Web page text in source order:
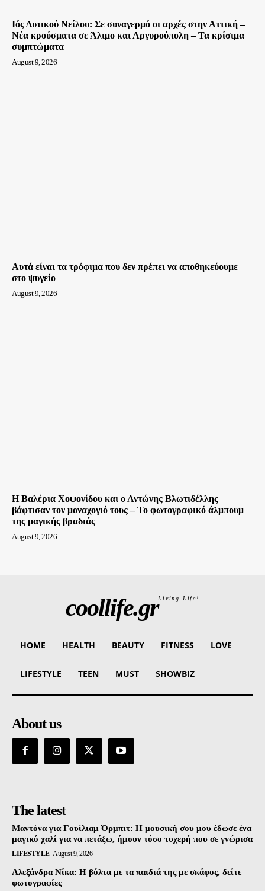
Ιός Δυτικού Νείλου: Σε συναγερμό οι αρχές στην Αττική –
Νέα κρούσματα σε Άλιμο και Αργυρούπολη – Τα κρίσιμα
συμπτώματα
August 9, 2026
Αυτά είναι τα τρόφιμα που δεν πρέπει να αποθηκεύουμε
στο ψυγείο
August 9, 2026
Η Βαλέρια Χοψονίδου και ο Αντώνης Βλωτιδέλλης
βάφτισαν τον μοναχογιό τους – Το φωτογραφικό άλμπουμ
της μαγικής βραδιάς
August 9, 2026
coollife.grLiving Life!
HOME HEALTH BEAUTY FITNESS LOVE
LIFESTYLE TEEN MUST SHOWBIZ
About us
The latest
Μαντόνα για Γουίλιαμ Όρμπιτ: Η μουσική σου μου έδωσε ένα
μαγικό χαλί για να πετάξω, ήμουν τόσο τυχερή που σε γνώρισα
LIFESTYLE August 9, 2026
Αλεξάνδρα Νίκα: Η βόλτα με τα παιδιά της με σκάφος, δείτε
φωτογραφίες